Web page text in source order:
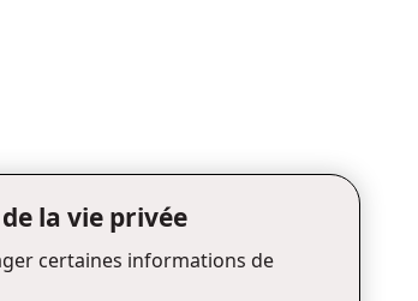
la vie privée
certaines informations de